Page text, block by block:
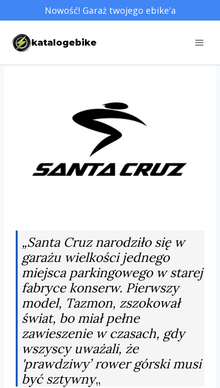
do
treści
Nowość! Garaż twojego ebike'a
katalogebike
„Santa Cruz narodziło się w
garażu wielkości jednego
miejsca parkingowego w starej
fabryce konserw. Pierwszy
model, Tazmon, zszokował
świat, bo miał pełne
zawieszenie w czasach, gdy
wszyscy uważali, że
'prawdziwy’ rower górski musi
być sztywny„